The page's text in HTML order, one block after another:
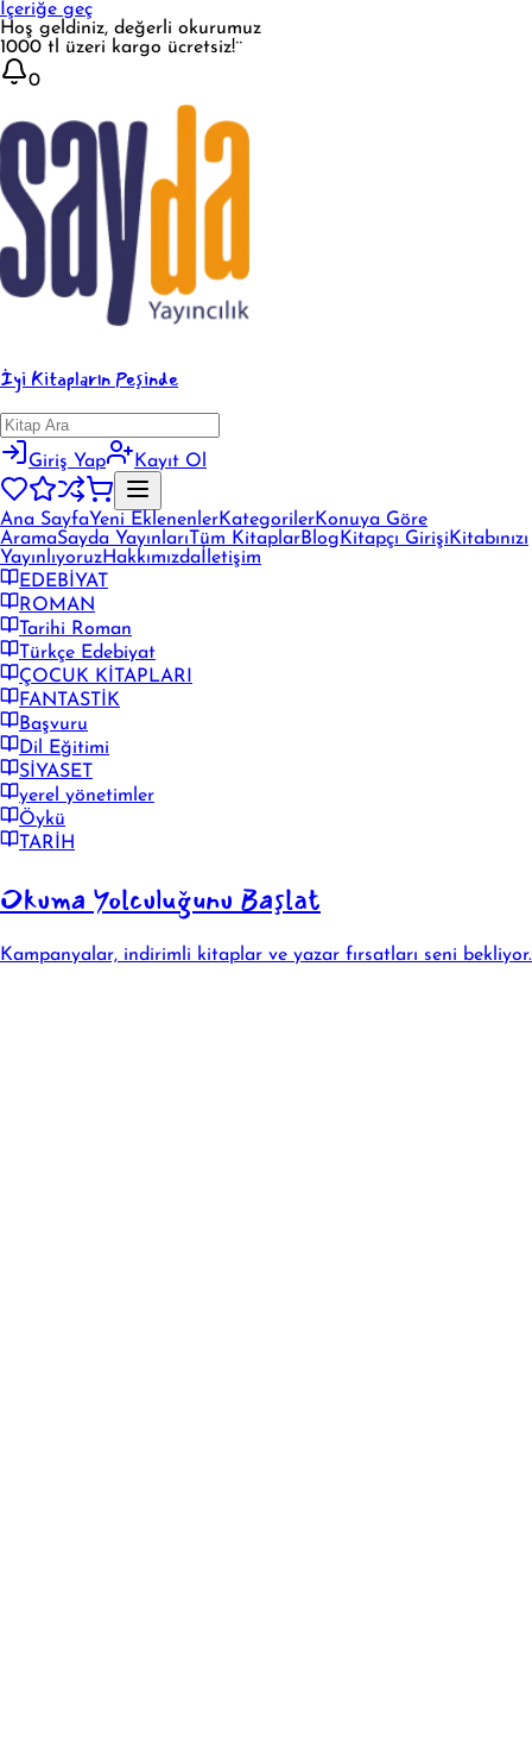
İçeriğe geç
Hoş geldiniz, değerli okurumuz
1000 tl üzeri kargo ücretsiz!¨
0
İyi Kitapların Peşinde
Giriş Yap Kayıt Ol
Ana SayfaYeni EklenenlerKategorilerKonuya Göre
AramaSayda Yayınları Tüm KitaplarBlog Kitapçı Girişi Kitabınızı
YayınlıyoruzHakkımızda İletişim
EDEBİYAT
ROMAN
Tarihi Roman
Türkçe Edebiyat
ÇOCUK KİTAPLARI
FANTASTİK
Başvuru
Dil Eğitimi
SİYASET
yerel yönetimler
Öykü
TARİH
Okuma Yolculuğunu Başlat
Kampanyalar, indirimli kitaplar ve yazar fırsatları seni bekliyor.